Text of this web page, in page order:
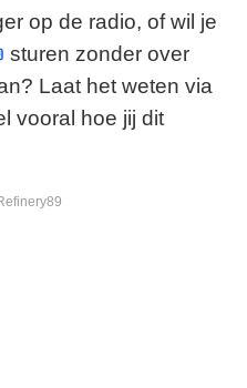
op de radio, of wil je
sturen zonder over
Laat het weten via
vooral hoe jij dit